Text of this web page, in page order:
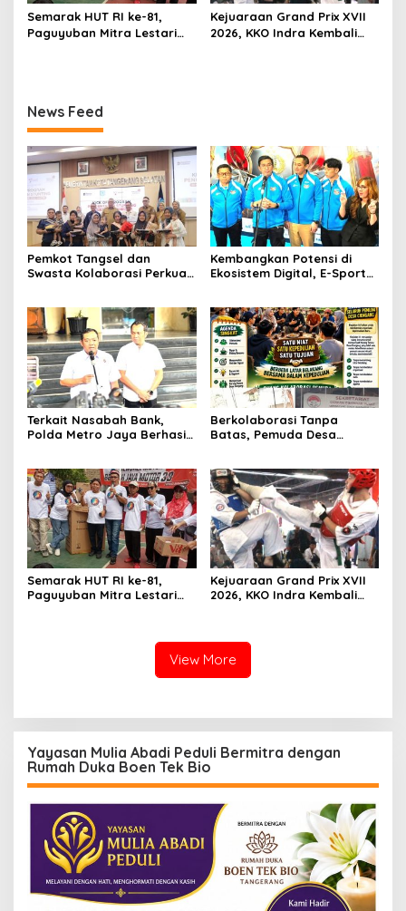
Semarak HUT RI ke-81,
Paguyuban Mitra Lestari
Kejuaraan Grand Prix XVII
2026, KKO Indra Kembali
News Feed
Pemkot Tangsel dan
Swasta Kolaborasi Perkuat
Kembangkan Potensi di
Ekosistem Digital, E-Sports
Terkait Nasabah Bank,
Polda Metro Jaya Berhasil
Berkolaborasi Tanpa
Batas, Pemuda Desa
Desa
Semarak HUT RI ke-81,
Paguyuban Mitra Lestari
Kejuaraan Grand Prix XVII
2026, KKO Indra Kembali
View More
Yayasan Mulia Abadi Peduli Bermitra dengan
Rumah Duka Boen Tek Bio